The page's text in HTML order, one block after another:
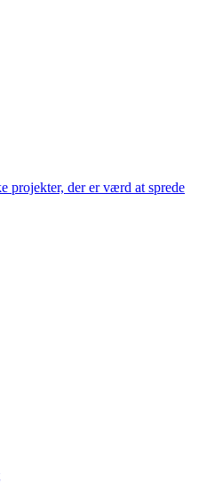
projekter, der er værd at sprede